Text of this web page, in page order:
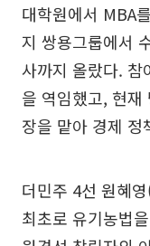
대학원에서 MBA
지 쌍용그룹에서
사까지 올랐다. 참
을 역임했고, 현재
장을 맡아 경제 정
더민주 4선 원혜
최초로 유기농법